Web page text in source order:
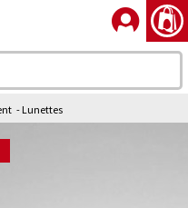
- Lunettes